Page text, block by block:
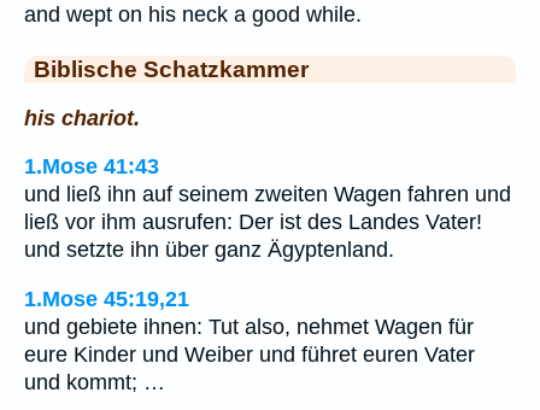
and wept on his neck a good while.
Biblische Schatzkammer
his chariot.
1.Mose 41:43
und ließ ihn auf seinem zweiten Wagen fahren und
ließ vor ihm ausrufen: Der ist des Landes Vater!
und setzte ihn über ganz Ägyptenland.
1.Mose 45:19,21
und gebiete ihnen: Tut also, nehmet Wagen für
eure Kinder und Weiber und führet euren Vater
und kommt; …